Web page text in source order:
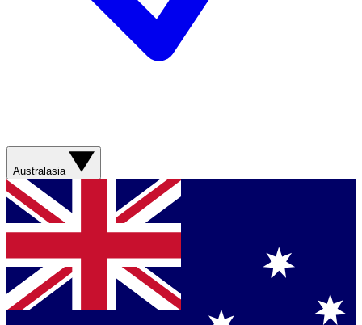
Australasia